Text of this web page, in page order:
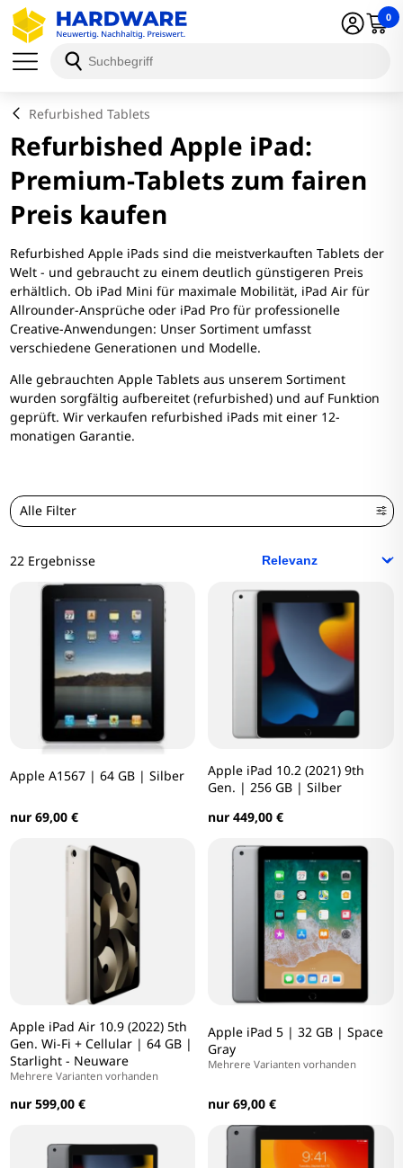
0
Refurbished Tablets
Refurbished Apple iPad:
Premium-Tablets zum fairen
Preis kaufen
Refurbished Apple iPads sind die meistverkauften Tablets der
Welt - und gebraucht zu einem deutlich günstigeren Preis
erhältlich. Ob iPad Mini für maximale Mobilität, iPad Air für
Allrounder-Ansprüche oder iPad Pro für professionelle
Creative-Anwendungen: Unser Sortiment umfasst
verschiedene Generationen und Modelle.
Alle gebrauchten Apple Tablets aus unserem Sortiment
wurden sorgfältig aufbereitet (refurbished) und auf Funktion
geprüft. Wir verkaufen refurbished iPads mit einer 12-
monatigen Garantie.
Alle Filter
22 Ergebnisse
Apple A1567 | 64 GB | Silber
nur 69,00 €
Apple iPad 10.2 (2021) 9th
Gen. | 256 GB | Silber
nur 449,00 €
Apple iPad Air 10.9 (2022) 5th
Gen. Wi-Fi + Cellular | 64 GB |
Starlight - Neuware
Mehrere Varianten vorhanden
nur 599,00 €
Apple iPad 5 | 32 GB | Space
Gray
Mehrere Varianten vorhanden
nur 69,00 €